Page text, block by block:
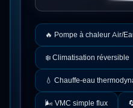
🔥 Pompe à chaleur Air/
❄️ Climatisation réversible
💧 Chauffe-eau
🌬️ VMC simple flux